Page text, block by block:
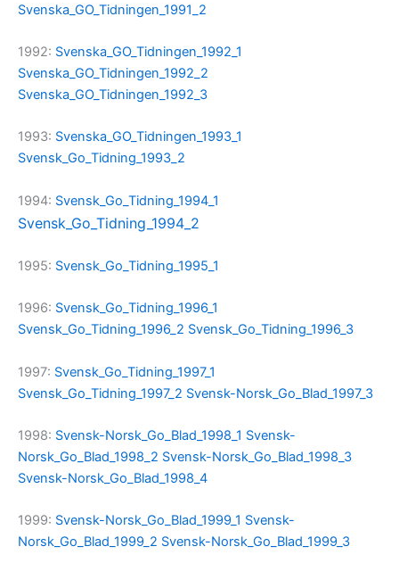
Svenska_GO_Tidningen_1991_2
1992: Svenska_GO_Tidningen_1992_1
Svenska_GO_Tidningen_1992_2
Svenska_GO_Tidningen_1992_3
1993: Svenska_GO_Tidningen_1993_1
Svensk_Go_Tidning_1993_2
1994: Svensk_Go_Tidning_1994_1
Svensk_Go_Tidning_1994_2
1995: Svensk_Go_Tidning_1995_1
1996: Svensk_Go_Tidning_1996_1
Svensk_Go_Tidning_1996_2 Svensk_Go_Tidning_1996_3
1997: Svensk_Go_Tidning_1997_1
Svensk_Go_Tidning_1997_2 Svensk-Norsk_Go_Blad_1997_3
1998: Svensk-Norsk_Go_Blad_1998_1 Svensk-
Norsk_Go_Blad_1998_2 Svensk-Norsk_Go_Blad_1998_3
Svensk-Norsk_Go_Blad_1998_4
1999: Svensk-Norsk_Go_Blad_1999_1 Svensk-
Norsk_Go_Blad_1999_2 Svensk-Norsk_Go_Blad_1999_3